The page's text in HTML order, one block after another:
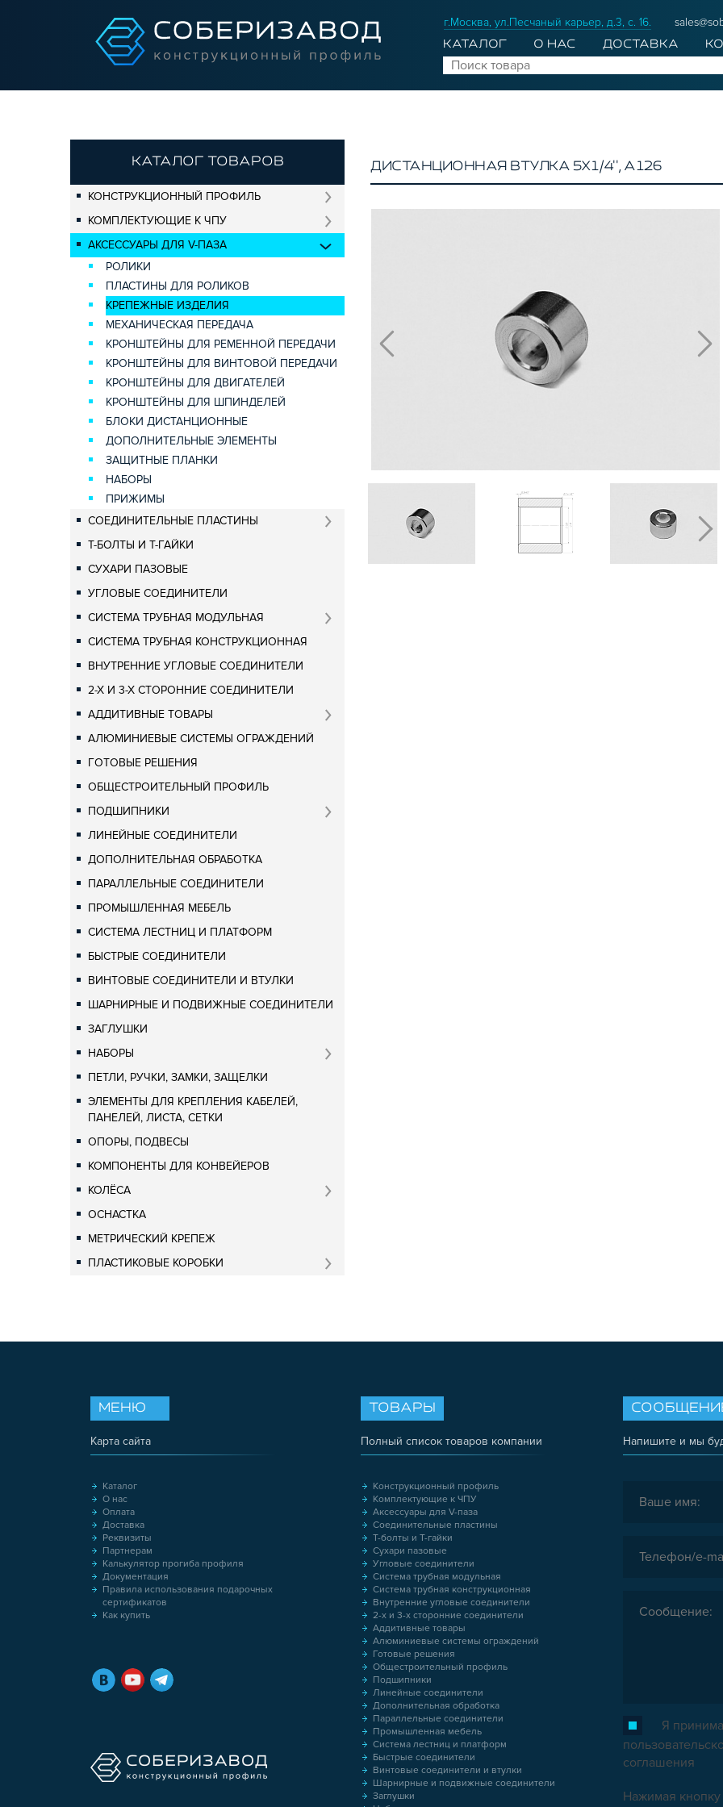
г.Москва, ул.Песчаный карьер, д.3, с. 16.
КАТАЛОГ О НАС ДОСТАВКА
КАТАЛОГ ТОВАРОВ
КОНСТРУКЦИОННЫЙ ПРОФИЛЬ
КОМПЛЕКТУЮЩИЕ К ЧПУ
АКСЕССУАРЫ ДЛЯ V-ПАЗА
РОЛИКИ
ПЛАСТИНЫ ДЛЯ РОЛИКОВ
КРЕПЕЖНЫЕ ИЗДЕЛИЯ
МЕХАНИЧЕСКАЯ ПЕРЕДАЧА
КРОНШТЕЙНЫ ДЛЯ РЕМЕННОЙ ПЕРЕДАЧИ
КРОНШТЕЙНЫ ДЛЯ ВИНТОВОЙ ПЕРЕДАЧИ
КРОНШТЕЙНЫ ДЛЯ ДВИГАТЕЛЕЙ
КРОНШТЕЙНЫ ДЛЯ ШПИНДЕЛЕЙ
БЛОКИ ДИСТАНЦИОННЫЕ
ДОПОЛНИТЕЛЬНЫЕ ЭЛЕМЕНТЫ
ЗАЩИТНЫЕ ПЛАНКИ
НАБОРЫ
ПРИЖИМЫ
СОЕДИНИТЕЛЬНЫЕ ПЛАСТИНЫ
Т-БОЛТЫ И Т-ГАЙКИ
СУХАРИ ПАЗОВЫЕ
УГЛОВЫЕ СОЕДИНИТЕЛИ
СИСТЕМА ТРУБНАЯ МОДУЛЬНАЯ
СИСТЕМА ТРУБНАЯ КОНСТРУКЦИОННАЯ
ВНУТРЕННИЕ УГЛОВЫЕ СОЕДИНИТЕЛИ
2-Х И 3-Х СТОРОННИЕ СОЕДИНИТЕЛИ
АДДИТИВНЫЕ ТОВАРЫ
АЛЮМИНИЕВЫЕ СИСТЕМЫ ОГРАЖДЕНИЙ
ГОТОВЫЕ РЕШЕНИЯ
ОБЩЕСТРОИТЕЛЬНЫЙ ПРОФИЛЬ
ПОДШИПНИКИ
ЛИНЕЙНЫЕ СОЕДИНИТЕЛИ
ДОПОЛНИТЕЛЬНАЯ ОБРАБОТКА
ПАРАЛЛЕЛЬНЫЕ СОЕДИНИТЕЛИ
ПРОМЫШЛЕННАЯ МЕБЕЛЬ
СИСТЕМА ЛЕСТНИЦ И ПЛАТФОРМ
БЫСТРЫЕ СОЕДИНИТЕЛИ
ВИНТОВЫЕ СОЕДИНИТЕЛИ И ВТУЛКИ
ШАРНИРНЫЕ И ПОДВИЖНЫЕ СОЕДИНИТЕЛИ
ЗАГЛУШКИ
НАБОРЫ
ПЕТЛИ, РУЧКИ, ЗАМКИ, ЗАЩЕЛКИ
ЭЛЕМЕНТЫ ДЛЯ КРЕПЛЕНИЯ КАБЕЛЕЙ,
ПАНЕЛЕЙ, ЛИСТА, СЕТКИ
ОПОРЫ, ПОДВЕСЫ
КОМПОНЕНТЫ ДЛЯ КОНВЕЙЕРОВ
КОЛЁСА
ОСНАСТКА
МЕТРИЧЕСКИЙ КРЕПЕЖ
ПЛАСТИКОВЫЕ КОРОБКИ
ДИСТАНЦИОННАЯ ВТУЛКА 5Х1/4'', A126
Напишите и мы
Я
соглашения
Нажимая кнопку
ТОВАРЫ
Полный список товаров компании
Конструкционный профиль
Комплектующие к ЧПУ
Аксессуары для V-паза
Соединительные пластины
Т-болты и Т-гайки
Сухари пазовые
Угловые соединители
Система трубная модульная
Система трубная конструкционная
Внутренние угловые соединители
2-х и 3-х сторонние соединители
Аддитивные товары
Алюминиевые системы ограждений
Готовые решения
Общестроительный профиль
Подшипники
Линейные соединители
Дополнительная обработка
Параллельные соединители
Промышленная мебель
Система лестниц и платформ
Быстрые соединители
Винтовые соединители и втулки
Шарнирные и подвижные соединители
Заглушки
МЕНЮ
Карта сайта
Каталог
О нас
Оплата
Доставка
Реквизиты
Партнерам
Калькулятор прогиба профиля
Документация
Правила использования подарочных
сертификатов
Как купить